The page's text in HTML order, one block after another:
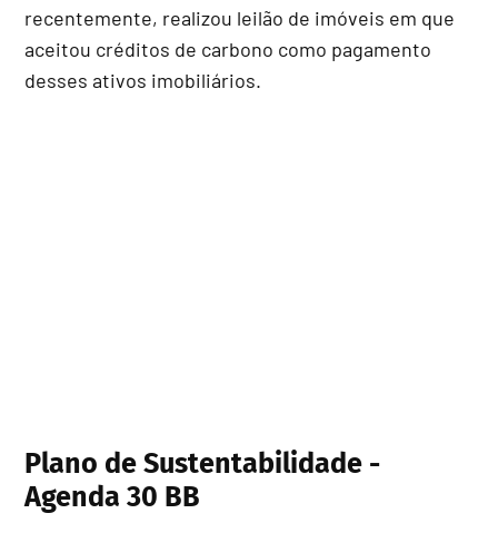
recentemente, realizou leilão de imóveis em que
aceitou créditos de carbono como pagamento
desses ativos imobiliários.
Plano de Sustentabilidade -
Agenda 30 BB